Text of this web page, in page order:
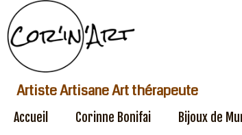
Artiste Artisane Art thérapeute
Accueil Corinne Bonifai Bijoux de